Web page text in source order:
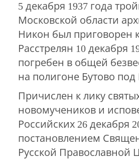
5 декабря 1937 года
Московской области
Никон был приговорен к
Расстрелян 10 декабря
погребен в общей
на полигоне Бутово
Причислен к лику
новомучеников и
Российских 26 декабря
постановлением
Русской Православной